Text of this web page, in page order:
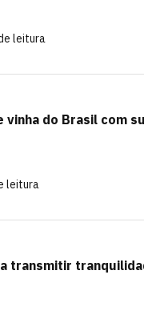
leitura
vinha do Brasil com
leitura
transmitir